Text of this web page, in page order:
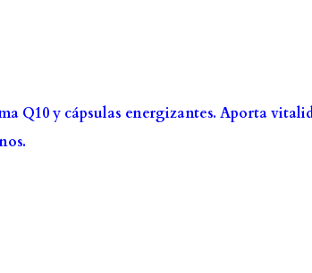
Q10 y cápsulas energizantes. Aporta